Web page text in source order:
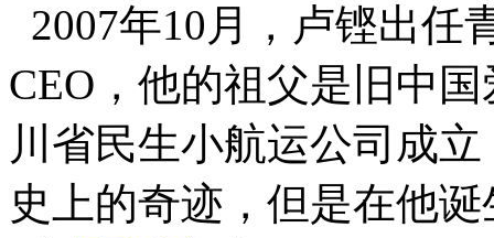
2007年10月，卢铿出任
CEO，他的祖父是旧中
川省民生小航运公司成
史上的奇迹，但是在他